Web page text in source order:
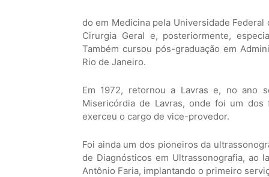
do em Medicina pela Universidade Federal
Cirurgia Geral e, posteriormente,
Também cursou pós-graduação em
Rio de Janeiro.
Em 1972, retornou a Lavras e, no ano
Misericórdia de Lavras, onde foi um dos
exerceu o cargo de vice-provedor.
Foi ainda um dos pioneiros da
de Diagnósticos em Ultrassonografia, ao
Antônio Faria, implantando o primeiro